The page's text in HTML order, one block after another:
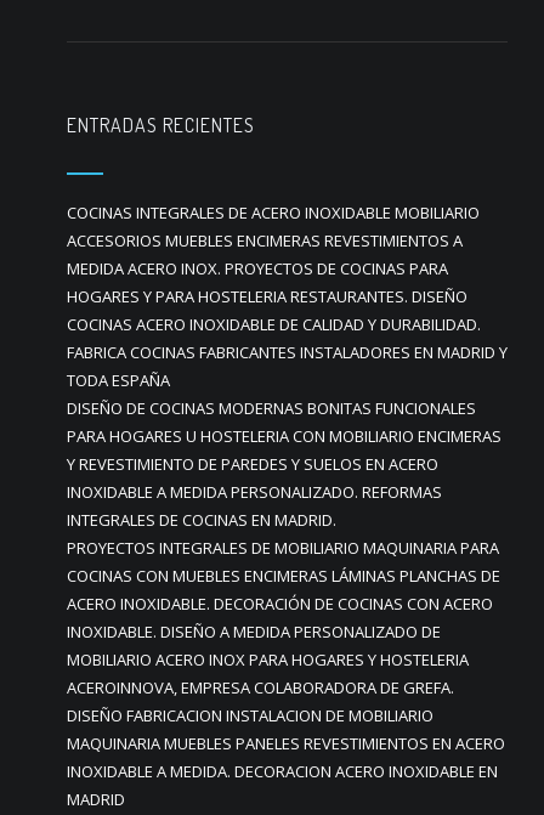
ENTRADAS RECIENTES
COCINAS INTEGRALES DE ACERO INOXIDABLE MOBILIARIO
ACCESORIOS MUEBLES ENCIMERAS REVESTIMIENTOS A
MEDIDA ACERO INOX. PROYECTOS DE COCINAS PARA
HOGARES Y PARA HOSTELERIA RESTAURANTES. DISEÑO
COCINAS ACERO INOXIDABLE DE CALIDAD Y DURABILIDAD.
FABRICA COCINAS FABRICANTES INSTALADORES EN MADRID Y
TODA ESPAÑA
DISEÑO DE COCINAS MODERNAS BONITAS FUNCIONALES
PARA HOGARES U HOSTELERIA CON MOBILIARIO ENCIMERAS
Y REVESTIMIENTO DE PAREDES Y SUELOS EN ACERO
INOXIDABLE A MEDIDA PERSONALIZADO. REFORMAS
INTEGRALES DE COCINAS EN MADRID.
PROYECTOS INTEGRALES DE MOBILIARIO MAQUINARIA PARA
COCINAS CON MUEBLES ENCIMERAS LÁMINAS PLANCHAS DE
ACERO INOXIDABLE. DECORACIÓN DE COCINAS CON ACERO
INOXIDABLE. DISEÑO A MEDIDA PERSONALIZADO DE
MOBILIARIO ACERO INOX PARA HOGARES Y HOSTELERIA
ACEROINNOVA, EMPRESA COLABORADORA DE GREFA.
DISEÑO FABRICACION INSTALACION DE MOBILIARIO
MAQUINARIA MUEBLES PANELES REVESTIMIENTOS EN ACERO
INOXIDABLE A MEDIDA. DECORACION ACERO INOXIDABLE EN
MADRID